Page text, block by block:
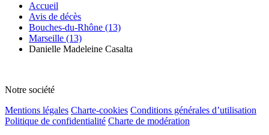
Accueil
Avis de décès
Bouches-du-Rhône (13)
Marseille (13)
Danielle Madeleine Casalta
Notre société
Mentions légales Charte-cookies Conditions générales d’utilisation
Politique de confidentialité Charte de modération